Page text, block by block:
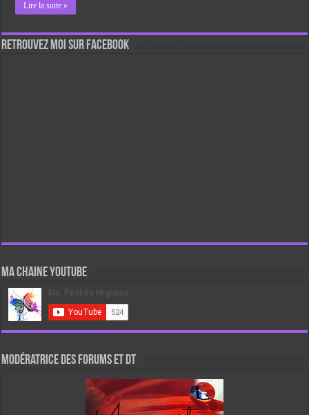
Lire la suite »
Retrouvez moi sur Facebook
Ma chaine Youtube
Modératrice des forums et DT